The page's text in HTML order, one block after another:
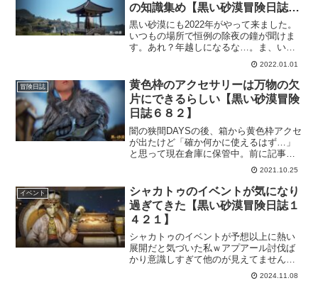
の知識集め【黒い砂漠冒険日誌７
３８】
黒い砂漠にも2022年がやって来ました。
いつもの場所で恒例の除夜の鐘が聞けま
す。あれ？年越しになるな…。ま、いっ
かｗ雰囲気だけでも初詣ってことでｗし
っかりとお願いもしてきたことですし、
今年も楽しく黒い砂漠を遊んでいきたい
と思います。
2022.01.01
冒険日誌
黄色枠のアクセサリーは万物の欠
片にできるらしい【黒い砂漠冒険
日誌６８２】
闇の狭間DAYSの後、箱から黄色枠アクセ
が出たけど「確か何かに使えるはず…」
と思って現在倉庫に保管中。前に記事に
したような気がしたので確認したら「万
物の欠片」を作る事が出来るらしい。あ
れだ、黒い亡霊のオーラが作れるアイテ
ム。
2021.10.25
イベント
シャカトゥのイベントが気になり
過ぎてきた【黒い砂漠冒険日誌１
４２１】
シャカトゥのイベントが予想以上に熱い
展開だと気づいた私ｗアプアール討伐ば
かり意識しすぎて他のが見えてませんで
した。ふと財貨リストを見て「これは参
加せなあかんやつやっ！」と理解したの
2024.11.08